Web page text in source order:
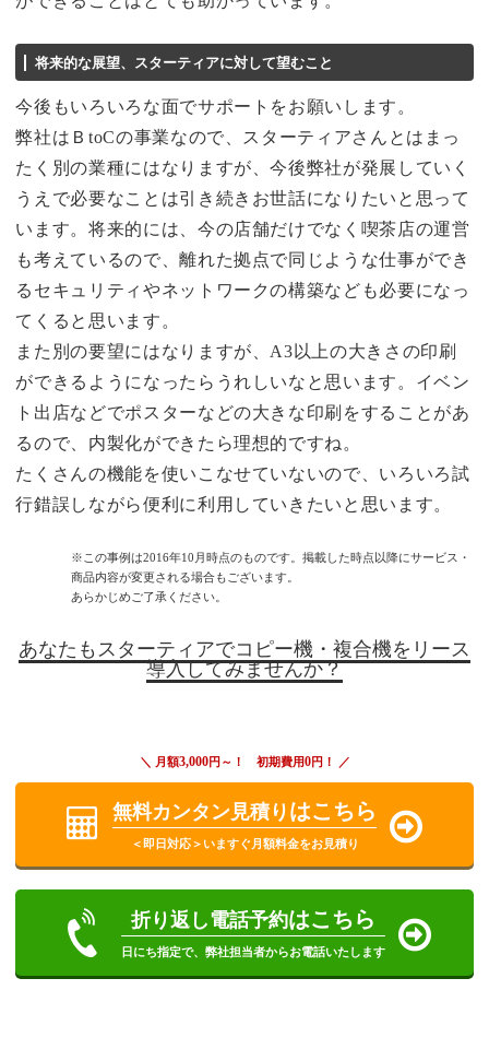
将来的な展望、スターティアに対して望むこと
今後もいろいろな面でサポートをお願いします。
弊社はＢtoCの事業なので、スターティアさんとはまっ
たく別の業種にはなりますが、今後弊社が発展していく
うえで必要なことは引き続きお世話になりたいと思って
います。将来的には、今の店舗だけでなく喫茶店の運営
も考えているので、離れた拠点で同じような仕事ができ
るセキュリティやネットワークの構築なども必要になっ
てくると思います。
また別の要望にはなりますが、A3以上の大きさの印刷
ができるようになったらうれしいなと思います。イベン
ト出店などでポスターなどの大きな印刷をすることがあ
るので、内製化ができたら理想的ですね。
たくさんの機能を使いこなせていないので、いろいろ試
行錯誤しながら便利に利用していきたいと思います。
※この事例は2016年10月時点のものです。掲載した時点以降にサービス・
商品内容が変更される場合もございます。
あらかじめご了承ください。
あなたもスターティアでコピー機・複合機をリース
導入してみませんか？
＼ 月額3,000円～！ 初期費用0円！ ／
無料カンタン見積り はこちら
＜即日対応＞いますぐ月額料金をお見積り
折り返し電話予約はこちら
日にち指定で、弊社担当者からお電話いたします